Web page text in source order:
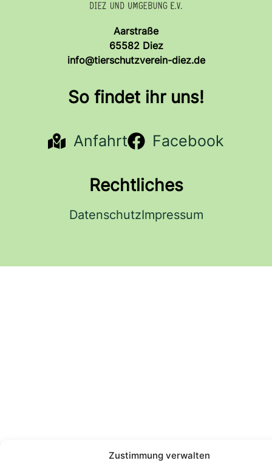
Zustimmung verwalten
Aarstraße
65582 Diez
info@tierschutzverein-diez.de
So findet ihr uns!
Anfahrt Facebook
Rechtliches
DatenschutzImpressum